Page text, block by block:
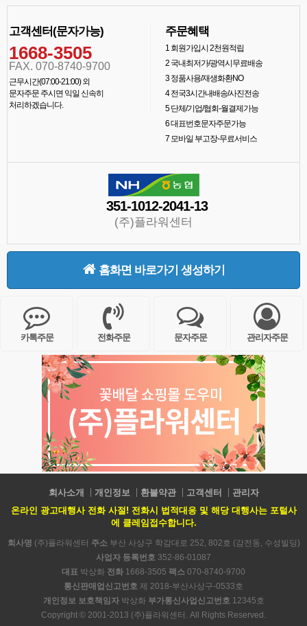
고객센터(문자가능)
1668-3505
FAX. 070-8740-9700
근무시간(07:00-21:00) 외
문자주문 주시면 익일 신속히
처리하겠습니다.
주문혜택
1회원가입시 2천원적립
2국내최저가/광역시무료배송
3정품사용/재생화환NO
4전국3시간내배송/사진전송
5단체/기업/협회-월결제가능
6대표번호문자주문가능
7모바일 부고장-무료서비스
351-1012-2041-13
(주)플라워센터
홈화면 바로가기 생성하기
카톡주문 전화주문 문자주문 관리자주문
회사소개 개인정보 환불약관 고객센터
관리자
온라인 광고대행사 전화 사절! 전화시 법적대응 및 해당 대행사는 포털사
에 클레임접수합니다.
회사명 (주)플라워센터 주소부산 사상구 학감대로 252, 802호 (감전동, 수성빌딩)
사업자 등록번호 352-86-01087
대표 박상화 전화 1668-3505 팩스 070-8740-9700
통신판매업신고번호 제 2018-부산사상구-0533호
개인정보 보호책임자박상화 부가통신사업신고번호12345호
Copyright © 2001-2013 (주)플라워센터. All Rights Reserved.